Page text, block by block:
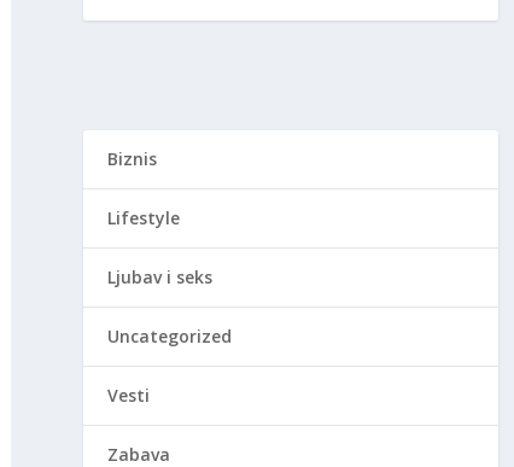
Biznis
Lifestyle
Ljubav i seks
Uncategorized
Vesti
Zabava